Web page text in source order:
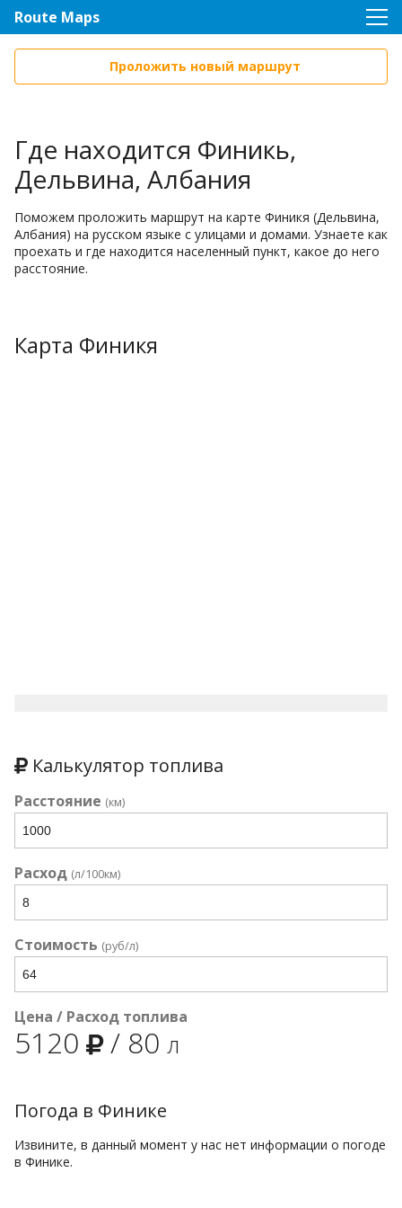
Route Maps
Проложить новый маршрут
Где находится Финикь,
Дельвина, Албания
Поможем проложить маршрут на карте Финикя (Дельвина,
Албания) на русском языке с улицами и домами. Узнаете как
проехать и где находится населенный пункт, какое до него
расстояние.
Карта Финикя
Калькулятор топлива
Расстояние (км)
Расход (л/100км)
Стоимость (руб/л)
Цена / Расход топлива
5120 / 80 л
Погода в Финике
Извините, в данный момент у нас нет информации о погоде
в Финике.